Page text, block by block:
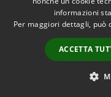
Consiliare
22/05/2019
Verbale n. 13
Consiliare
22/05/2019
Verbale n. 12
informazioni
Per maggiori dettagli, può
ACCETTA